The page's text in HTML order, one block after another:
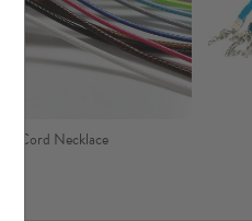
Cord Necklace